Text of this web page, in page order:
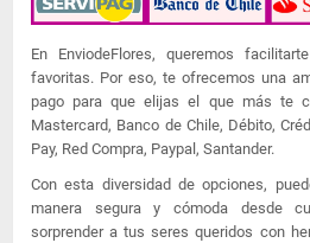
En EnviodeFlores, queremos
favoritas. Por eso, te ofrecemos una
pago para que elijas el que más te
Mastercard, Banco de Chile, Débito,
Pay, Red Compra, Paypal, Santander.
Con esta diversidad de opciones,
manera segura y cómoda desde
sorprender a tus seres queridos con